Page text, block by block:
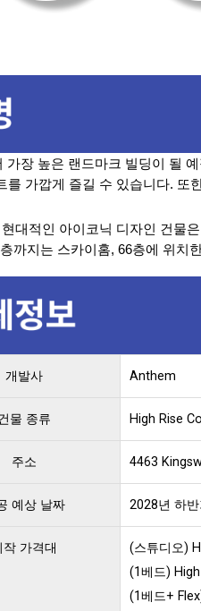
가장 높은 랜드마크 빌딩이 될
를 가깝게 즐길 수 있습니다. 또
대적인 아이코닉 디자인 건물
까지는 스카이홈, 66층에 위치
개발사 Anthem
물 종류 High Rise
주소 4463
예상 날짜 2028년 하
작 가격대
(스튜디오)
(1베드)
(1베드+